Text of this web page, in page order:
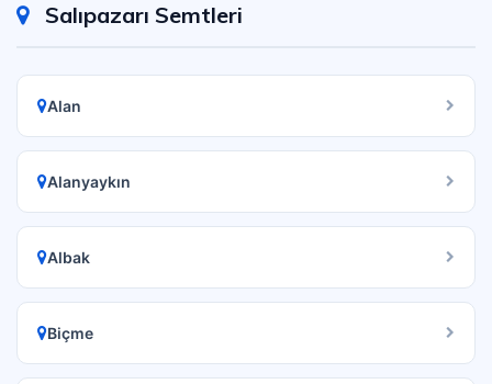
Salıpazarı Semtleri
Alan
Alanyaykın
Albak
Biçme